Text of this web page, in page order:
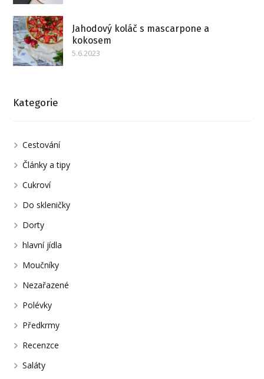
Jahodový koláč s mascarpone a
kokosem
5.6.2023
Kategorie
Cestování
Články a tipy
Cukroví
Do skleničky
Dorty
hlavní jídla
Moučníky
Nezařazené
Polévky
Předkrmy
Recenzce
Saláty